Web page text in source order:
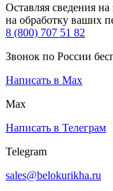
Оставляя сведения
на обработку ваших
8 (800) 707 51 82
Звонок по России
Написать в Max
Max
Написать в Телеграм
Telegram
sales@belokurikha.ru